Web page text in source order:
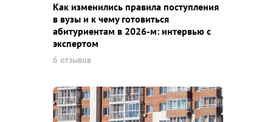
Как изменились правила поступления
в вузы и к чему готовиться
абитуриентам в 2026-м: интервью с
экспертом
6 отзывов